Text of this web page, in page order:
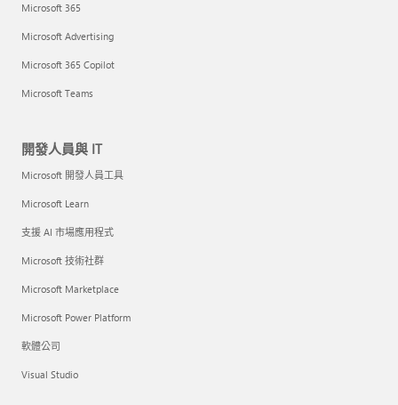
Microsoft 365
Microsoft Advertising
Microsoft 365 Copilot
Microsoft Teams
開發人員與 IT
Microsoft 開發人員工具
Microsoft Learn
支援 AI 市場應用程式
Microsoft 技術社群
Microsoft Marketplace
Microsoft Power Platform
軟體公司
Visual Studio